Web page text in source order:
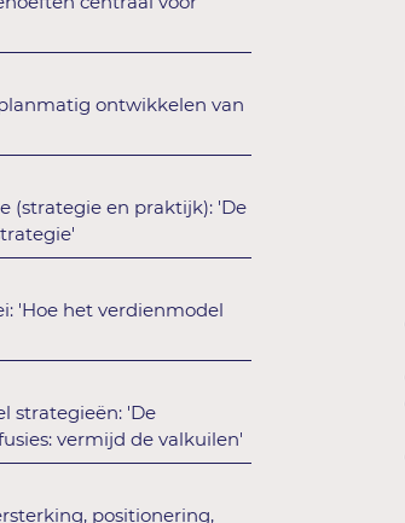
ontwikkelen van
(strategie en praktijk): 'De
'Hoe het verdienmodel
strategieën: 'De
vermijd de valkuilen'
positionering,